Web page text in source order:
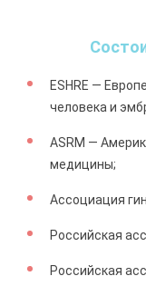
ESHRE —
человека и
ASRM —
медицины;
Ассоциация
Российская
Российская